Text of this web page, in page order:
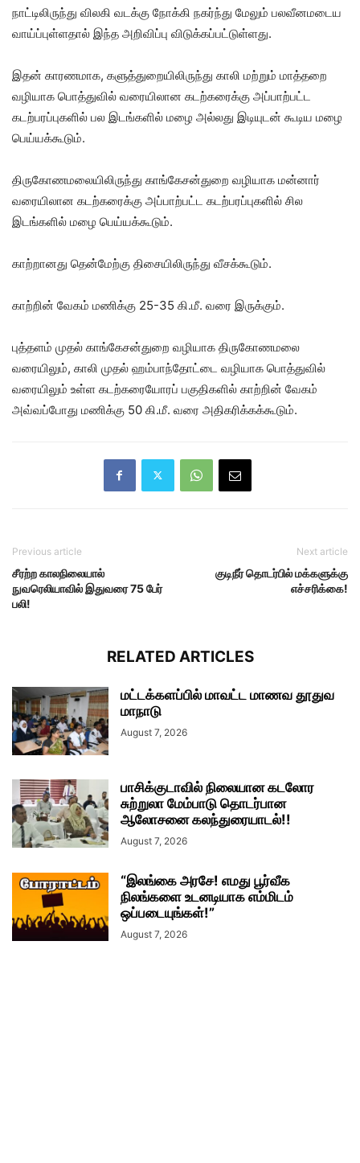
நாட்டிலிருந்து விலகி வடக்கு நோக்கி நகர்ந்து மேலும் பலவீனமடைய
வாய்ப்புள்ளதால் இந்த அறிவிப்பு விடுக்கப்பட்டுள்ளது.
இதன் காரணமாக, களுத்துறையிலிருந்து காலி மற்றும் மாத்தறை
வழியாக பொத்துவில் வரையிலான கடற்கரைக்கு அப்பாற்பட்ட
கடற்பரப்புகளில் பல இடங்களில் மழை அல்லது இடியுடன் கூடிய மழை
பெய்யக்கூடும்.
திருகோணமலையிலிருந்து காங்கேசன்துறை வழியாக மன்னார்
வரையிலான கடற்கரைக்கு அப்பாற்பட்ட கடற்பரப்புகளில் சில
இடங்களில் மழை பெய்யக்கூடும்.
காற்றானது தென்மேற்கு திசையிலிருந்து வீசக்கூடும்.
காற்றின் வேகம் மணிக்கு 25-35 கி.மீ. வரை இருக்கும்.
புத்தளம் முதல் காங்கேசன்துறை வழியாக திருகோணமலை
வரையிலும், காலி முதல் ஹம்பாந்தோட்டை வழியாக பொத்துவில்
வரையிலும் உள்ள கடற்கரையோரப் பகுதிகளில் காற்றின் வேகம்
அவ்வப்போது மணிக்கு 50 கி.மீ. வரை அதிகரிக்கக்கூடும்.
Previous article
சீரற்ற காலநிலையால்
நுவரெலியாவில் இதுவரை 75 பேர்
பலி!
Next article
குடிநீர் தொடர்பில் மக்களுக்கு
எச்சரிக்கை!
RELATED ARTICLES
மட்டக்களப்பில் மாவட்ட மாணவ தூதுவ
மாநாடு
August 7, 2026
பாசிக்குடாவில் நிலையான கடலோர
சுற்றுலா மேம்பாடு தொடர்பான
ஆலோசனை கலந்துரையாடல்!!
August 7, 2026
“இலங்கை அரசே! எமது பூர்வீக
நிலங்களை உடனடியாக எம்மிடம்
ஒப்படையுங்கள்!”
August 7, 2026